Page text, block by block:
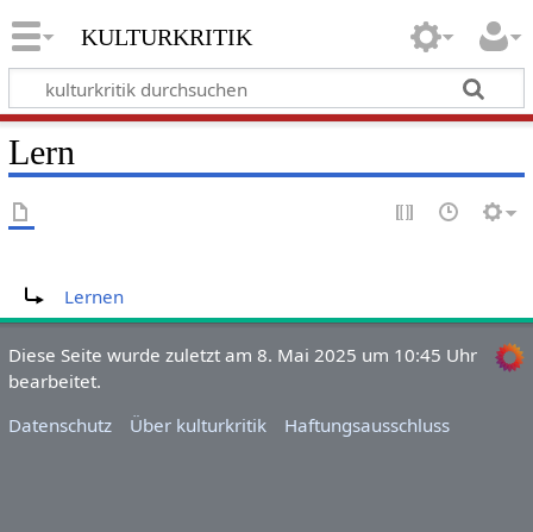
kulturkritik
Lern
Lernen
Diese Seite wurde zuletzt am 8. Mai 2025 um 10:45 Uhr
bearbeitet.
Datenschutz
Über kulturkritik Haftungsausschluss